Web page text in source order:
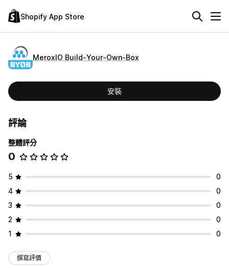
Shopify App Store
MeroxIO Build‑Your‑Own‑Box
安裝
評論
整體評分
0
5
0
4
0
3
0
2
0
1
0
撰寫評價